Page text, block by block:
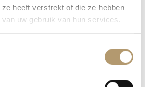
heeft verstrekt of die ze hebben
uw gebruik van hun services.
pak is dé perfecte outfit
binnenkant ervoor zorgt dat de